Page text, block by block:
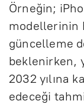
Örneğin;
modellerinin
güncelleme
beklenirken,
2032 yılına
edeceği